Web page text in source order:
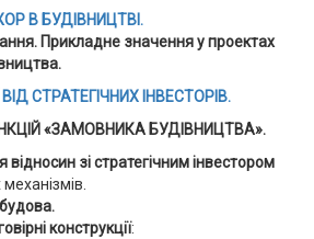
В БУДІВНИЦТВІ.
Прикладне значення у проектах
ВІД СТРАТЕГІЧНИХ ІНВЕСТОРІВ.
«ЗАМОВНИКА БУДІВНИЦТВА».
відносин зі стратегічним інвестором
конструкції: